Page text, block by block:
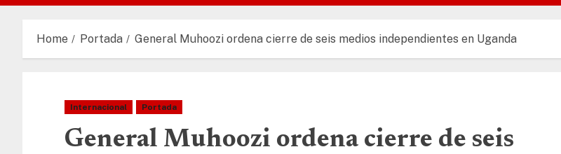
Home Portada General Muhoozi ordena cierre de seis medios independientes en Uganda
Internacional Portada
General Muhoozi ordena cierre de seis